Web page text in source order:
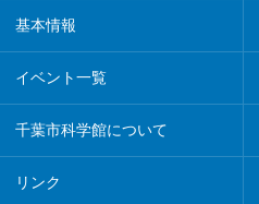
基本情報
イベント一覧
千葉市科学館について
リンク